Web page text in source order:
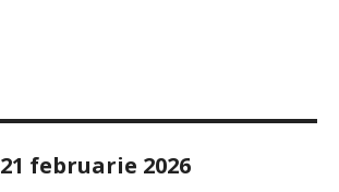
21 februarie 2026